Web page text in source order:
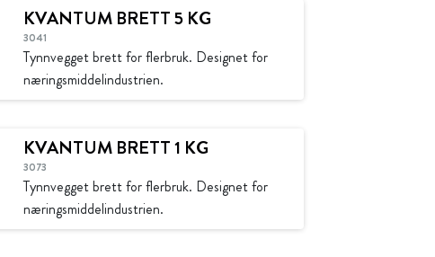
KVANTUM BRETT 5 KG
3041
Tynnvegget brett for flerbruk. Designet for
næringsmiddelindustrien.
KVANTUM BRETT 1 KG
3073
Tynnvegget brett for flerbruk. Designet for
næringsmiddelindustrien.